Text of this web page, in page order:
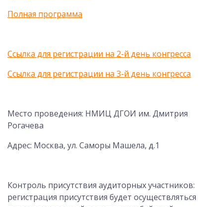
Полная программа
Ссылка для регистрации на 2-й день конгресса
Ссылка для регистрации на 3-й день конгресса
Место проведения: НМИЦ ДГОИ им. Дмитрия
Рогачева
Адрес: Москва, ул. Саморы Машела, д.1
Контроль присутствия аудиторных участников:
регистрация присутствия будет осуществляться